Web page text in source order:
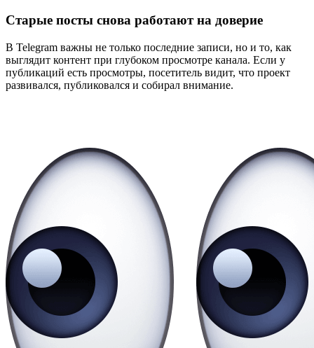
Старые посты снова работают на доверие
В Telegram важны не только последние записи, но и то, как
выглядит контент при глубоком просмотре канала. Если у
публикаций есть просмотры, посетитель видит, что проект
развивался, публиковался и собирал внимание.